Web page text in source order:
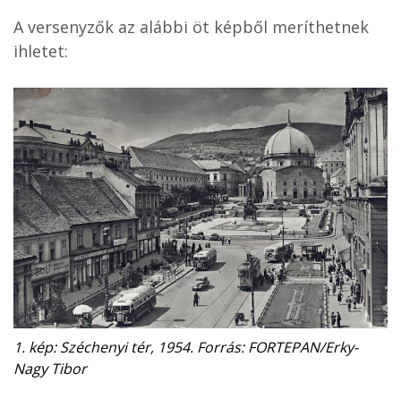
A versenyzők az alábbi öt képből meríthetnek
ihletet:
1. kép: Széchenyi tér, 1954. Forrás: FORTEPAN/Erky-
Nagy Tibor